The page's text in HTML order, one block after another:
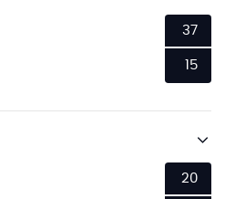
37
15
20